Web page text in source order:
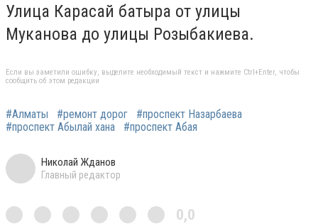
Улица Карасай батыра от улицы
Муканова до улицы Розыбакиева.
Если вы заметили ошибку, выделите необходимый текст и нажмите Ctrl+Enter, чтобы
сообщить об этом редакции
#Алматы #ремонт дорог
#проспект Назарбаева
#проспект Абылай хана
#проспект Абая
Николай Жданов
Главный редактор
0,0